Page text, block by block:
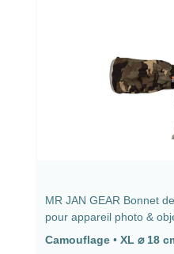
MR JAN GEAR Bonnet
pour appareil photo &
cm, longueur 80 cm
Camouflage • XL ⌀